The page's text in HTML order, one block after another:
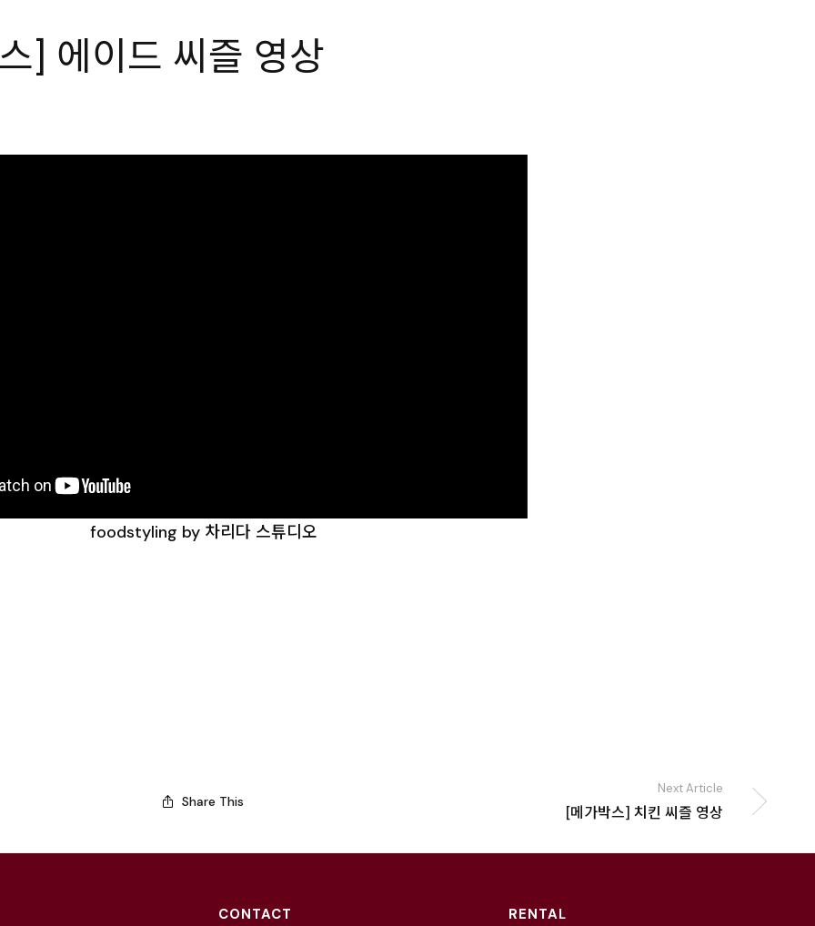
] 에이드 씨즐 영상
foodstyling by 차리다 스튜디오
Share This
Next Article
[메가박스] 치킨 씨즐 영상
CONTACT RENTAL